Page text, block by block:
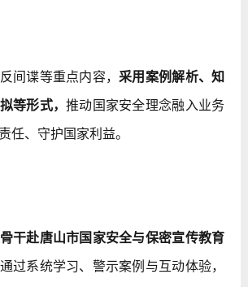
间谍等重点内容，采用案例解析、知
等形式，推动国家安全理念融入业务
任、守护国家利益。
干赴唐山市国家安全与保密宣传教育
通过系统学习、警示案例与互动体验，